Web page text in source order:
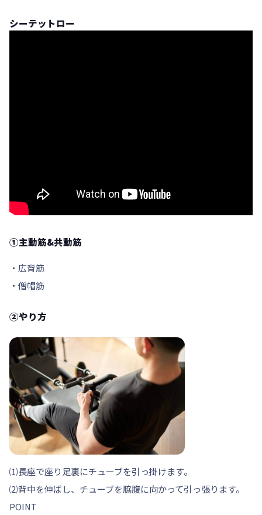
シーテットロー
①主動筋&共動筋
・広背筋
・僧帽筋
②やり方
⑴長座で座り足裏にチューブを引っ掛けます。
⑵背中を伸ばし、チューブを脇腹に向かって引っ張ります。
POINT